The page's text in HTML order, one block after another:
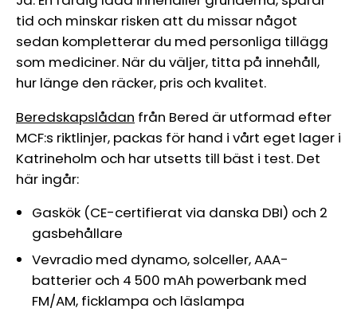
tid och minskar risken att du missar något
sedan kompletterar du med personliga tillägg
som mediciner. När du väljer, titta på innehåll,
hur länge den räcker, pris och kvalitet.
Beredskapslådan från Bered är utformad efter
MCF:s riktlinjer, packas för hand i vårt eget lager i
Katrineholm och har utsetts till bäst i test. Det
här ingår:
Gaskök (CE-certifierat via danska DBI) och 2
gasbehållare
Vevradio med dynamo, solceller, AAA-
batterier och 4 500 mAh powerbank med
FM/AM, ficklampa och läslampa